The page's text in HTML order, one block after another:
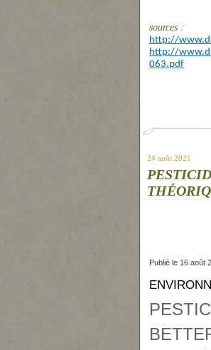
sources :
http://
http://
063.pdf
24 août 2021
Publié le 16 août